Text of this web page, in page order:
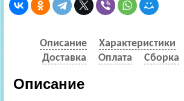
Описание Характеристики
Доставка
Оплата Сборка
Описание